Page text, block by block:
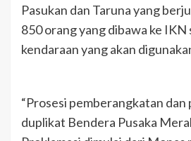
Pasukan dan Taruna yang
850 orang yang dibawa ke
kendaraan yang akan
“Prosesi pemberangkatan
duplikat Bendera Pusaka